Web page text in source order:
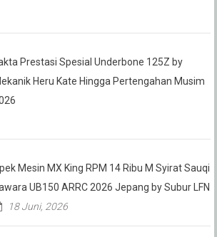
Prestasi Spesial Underbone 125Z by
Heru Kate Hingga Pertengahan Musim
Mesin MX King RPM 14 Ribu M Syirat Sauqi
UB150 ARRC 2026 Jepang by Subur LFN
18 Juni, 2026